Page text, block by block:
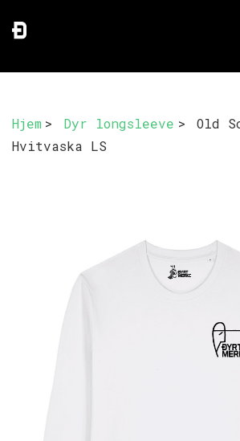
Hjem > Dyr longsleeve >
Old
Hvitvaska LS